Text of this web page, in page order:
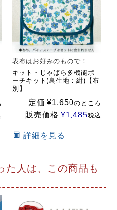
表布はお好みのもので！
キット・じゃばら多機能ポ
ーチキット(裏生地：紺)【布
別】
定価 ¥1,650のところ
販売価格 ¥1,485税込
詳細を見る
た人は、この商品も